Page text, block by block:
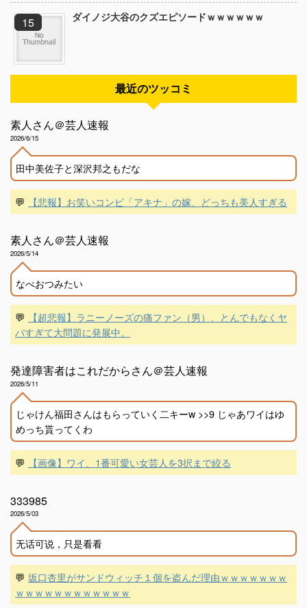
ダイノジ大谷のクズエピソードｗｗｗｗｗｗ
最近のツッコミ
素人さん＠芸人速報
2026/6/15
田中美佐子と深沢邦之もだな
💬 【悲報】お笑いコンビ「アキナ」の嫁、どっちも美人すぎる
素人さん＠芸人速報
2026/5/14
なべおつみたい
💬
【超悲報】ラニーノーズの痛ファン（男）、とんでもなくヤ
バすぎて大問題に発展中。
発達障害者はこれだからさん＠芸人速報
2026/5/11
じゃけん福田さんはもらっていく二キーw >>9 じゃあワイはゆ
めっち貰ってくわ
💬 【画像】ワイ、1番可愛い女芸人を3択まで絞る
333985
2026/5/03
无话可说，只是看看
💬 坂口杏里がサンドウィッチ１個を盗んだ理由ｗｗｗｗｗｗｗ
ｗｗｗｗｗｗｗｗｗｗｗｗ